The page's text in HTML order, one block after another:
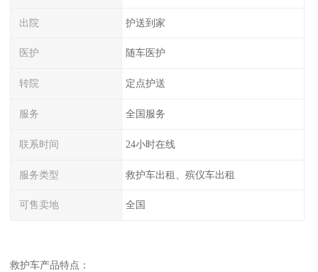
出院 护送到家
医护 随车医护
转院 定点护送
服务 全国服务
联系时间 24小时在线
服务类型 救护车出租、殡仪车出租
可售卖地 全国
救护车产品特点：